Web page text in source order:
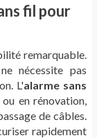
fil pour
remarquable.
nécessite pas
L'alarme sans
ou en rénovation,
de câbles.
rapidement